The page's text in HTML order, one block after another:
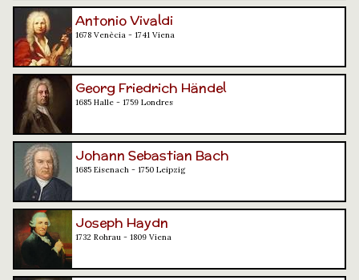
Antonio Vivaldi
1678 Venècia - 1741 Viena
Georg Friedrich Händel
1685 Halle - 1759 Londres
Johann Sebastian Bach
1685 Eisenach - 1750 Leipzig
Joseph Haydn
1732 Rohrau - 1809 Viena